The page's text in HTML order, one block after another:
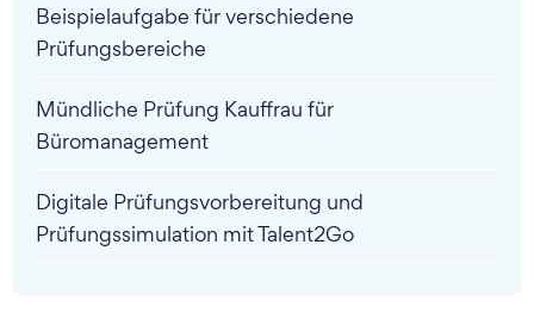
Beispielaufgabe für verschiedene
Prüfungsbereiche
Mündliche Prüfung Kauffrau für
Büromanagement
Digitale Prüfungsvorbereitung und
Prüfungssimulation mit Talent2Go